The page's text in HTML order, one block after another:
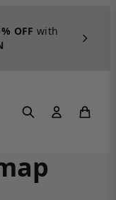
OFF with